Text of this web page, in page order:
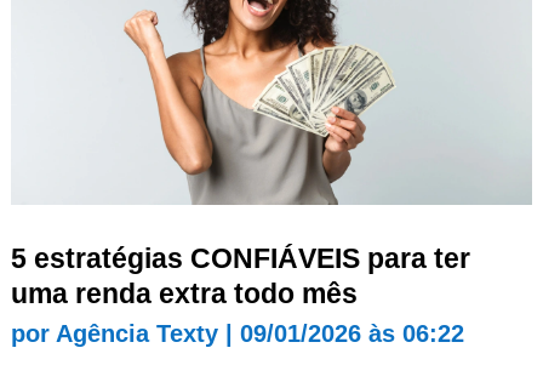
5 estratégias CONFIÁVEIS para ter
uma renda extra todo mês
por Agência Texty| 09/01/2026 às 06:22